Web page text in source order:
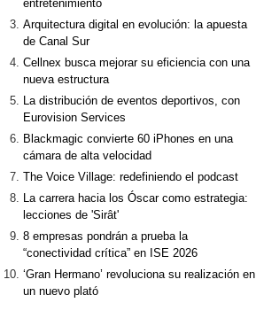
entretenimiento
Arquitectura digital en evolución: la apuesta
de Canal Sur
Cellnex busca mejorar su eficiencia con una
nueva estructura
La distribución de eventos deportivos, con
Eurovision Services
Blackmagic convierte 60 iPhones en una
cámara de alta velocidad
The Voice Village: redefiniendo el podcast
La carrera hacia los Óscar como estrategia:
lecciones de 'Sirât'
8 empresas pondrán a prueba la
“conectividad crítica” en ISE 2026
‘Gran Hermano’ revoluciona su realización en
un nuevo plató